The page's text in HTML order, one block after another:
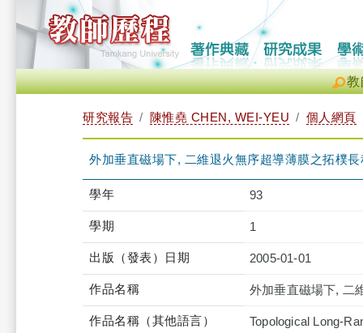
教
研究報告 陳惟堯 CHEN, WEI-YEU 個人網頁
外加垂直磁場下, 二維退火無序超導薄膜之拓樸長
學年 93
學期 1
出版（發表）日期 2005-01-01
作品名稱 外加垂直磁場下, 二
作品名稱（其他語言）
Topological Long-